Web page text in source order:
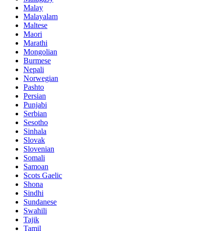
Malay
Malayalam
Maltese
Maori
Marathi
Mongolian
Burmese
Nepali
Norwegian
Pashto
Persian
Punjabi
Serbian
Sesotho
Sinhala
Slovak
Slovenian
Somali
Samoan
Scots Gaelic
Shona
Sindhi
Sundanese
Swahili
Tajik
Tamil